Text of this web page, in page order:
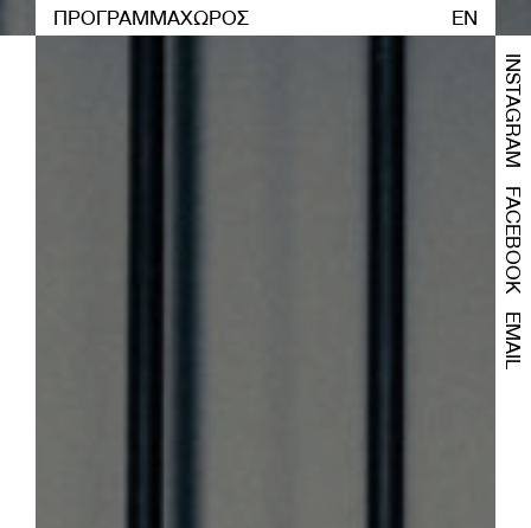
ΠΡΟΓΡΑΜΜΑΧΩΡΟΣ EN
INSTAGRAM
FACEBOOK
EMAIL